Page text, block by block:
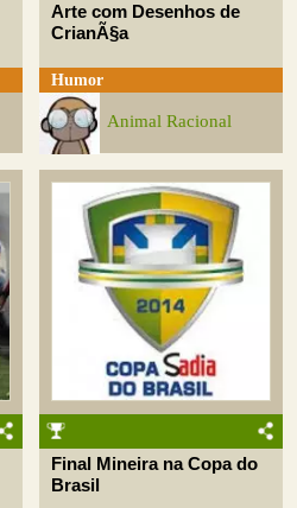
Arte com Desenhos de
CrianÃ§a
Humor
Animal Racional
Final Mineira na Copa do
Brasil